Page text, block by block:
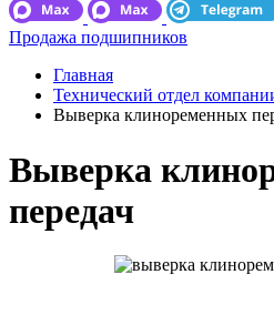
Продажа подшипников
Главная
Технический отдел
Выверка клиноременных
Выверка
передач